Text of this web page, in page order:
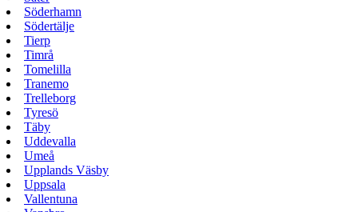
Söderhamn
Södertälje
Tierp
Timrå
Tomelilla
Tranemo
Trelleborg
Tyresö
Täby
Uddevalla
Umeå
Upplands Väsby
Uppsala
Vallentuna